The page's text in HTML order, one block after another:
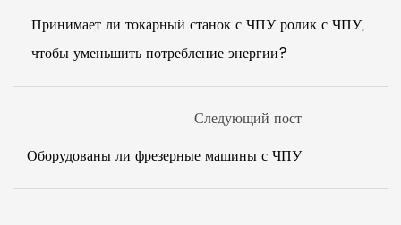
Принимает ли токарный станок с ЧПУ ролик с ЧПУ,
чтобы уменьшить потребление энергии?
Следующий пост
Оборудованы ли фрезерные машины с ЧПУ